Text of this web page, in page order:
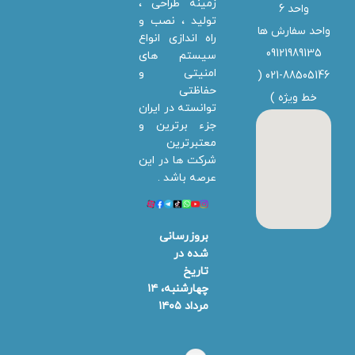
واحد 6
واحد سفارش ها
09121989135
021-88505146 (
خط ویژه )
زمینه طراحی ،
تولید ، نصب و
راه اندازی انواع
سیستم های
امنیتی و
حفاظتی
توانسته در ایران
جزء برترین و
معتبرترین
شرکت ها در این
عرصه باشد .
بروزرسانی
شده در
تاریخ
چهارشنبه، ۱۴
مرداد ۱۴۰۵